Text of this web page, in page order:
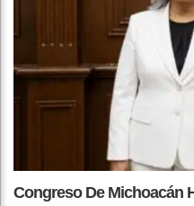
Congreso De Michoacán